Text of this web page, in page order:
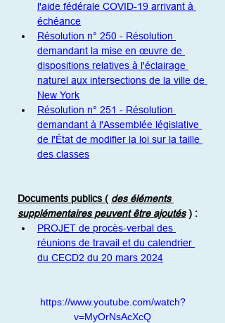
l'aide fédérale COVID-19 arrivant à
échéance
Résolution n° 250 - Résolution
demandant la mise en œuvre de
dispositions relatives à l'éclairage
naturel aux intersections de la ville de
New York
Résolution n° 251 - Résolution
demandant à l'Assemblée législative
de l'État de modifier la loi sur la taille
des classes
Documents publics ( des éléments
supplémentaires peuvent être ajoutés ) :
PROJET de procès-verbal des
réunions de travail et du calendrier
du CECD2 du 20 mars 2024
https://www.youtube.com/watch?
v=MyOrNsAcXcQ